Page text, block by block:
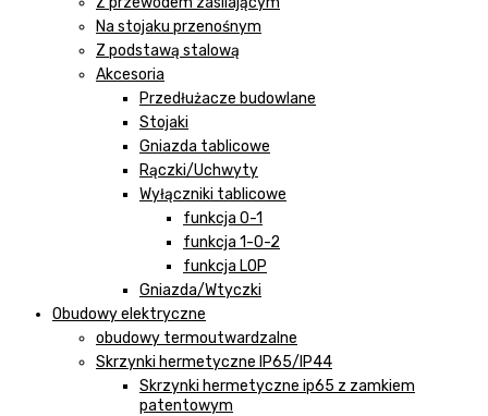
Na stojaku przenośnym
Z podstawą stalową
Akcesoria
Przedłużacze budowlane
Stojaki
Gniazda tablicowe
Rączki/Uchwyty
Wyłączniki tablicowe
funkcja 0-1
funkcja 1-0-2
funkcja LOP
Gniazda/Wtyczki
Obudowy elektryczne
obudowy termoutwardzalne
Skrzynki hermetyczne IP65/IP44
Skrzynki hermetyczne ip65 z zamkiem
patentowym